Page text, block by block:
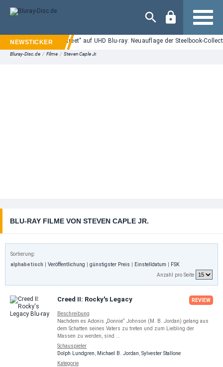
Navigation
"Nightmare on Elm Street" auf UHD Blu-ray: Neuauflage der Steelbook-
Bluray-Disc.de / Filme / Steven Caple Jr.
BLU-RAY FILME VON STEVEN CAPLE JR.
Sortierung:
alphabetisch
Veröffentlichung günstigster Preis Einstelldatum
FSK
Anzahl pro Seite
Creed II: Rocky's Legacy REVIEW
Beschreibung
Nachdem es Adonis „Donnie“ Johnson (M. B. Jordan) gelang aus
dem Schatten seines Vaters zu treten und zum Liebling der
Massen zu werden, sind ...
Schauspieler
Dolph Lundgren
Michael B. Jordan Sylvester Stallone
Kategorie